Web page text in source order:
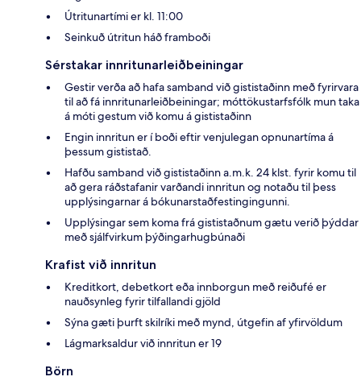
Útritunartími er kl. 11:00
Seinkuð útritun háð framboði
Sérstakar innritunarleiðbeiningar
Gestir verða að hafa samband við gististaðinn með fyrirvara
til að fá innritunarleiðbeiningar; móttökustarfsfólk mun taka
á móti gestum við komu á gististaðinn
Engin innritun er í boði eftir venjulegan opnunartíma á
þessum gististað.
Hafðu samband við gististaðinn a.m.k. 24 klst. fyrir komu til
að gera ráðstafanir varðandi innritun og notaðu til þess
upplýsingarnar á bókunarstaðfestingingunni.
Upplýsingar sem koma frá gististaðnum gætu verið þýddar
með sjálfvirkum þýðingarhugbúnaði
Krafist við innritun
Kreditkort, debetkort eða innborgun með reiðufé er
nauðsynleg fyrir tilfallandi gjöld
Sýna gæti þurft skilríki með mynd, útgefin af yfirvöldum
Lágmarksaldur við innritun er 19
Börn